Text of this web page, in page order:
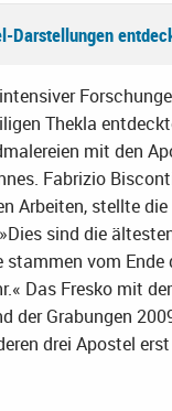
Darstellungen
Thekla
mit den
Fabrizio
Arbeiten, stellte die
sind die
stammen vom Ende
Das Fresko mit
der Grabungen
drei Apostel